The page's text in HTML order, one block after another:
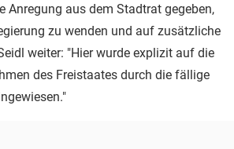
Anregung aus dem Stadtrat gegeben,
zu wenden und auf zusätzliche
weiter: "Hier wurde explizit auf die
des Freistaates durch die fällige